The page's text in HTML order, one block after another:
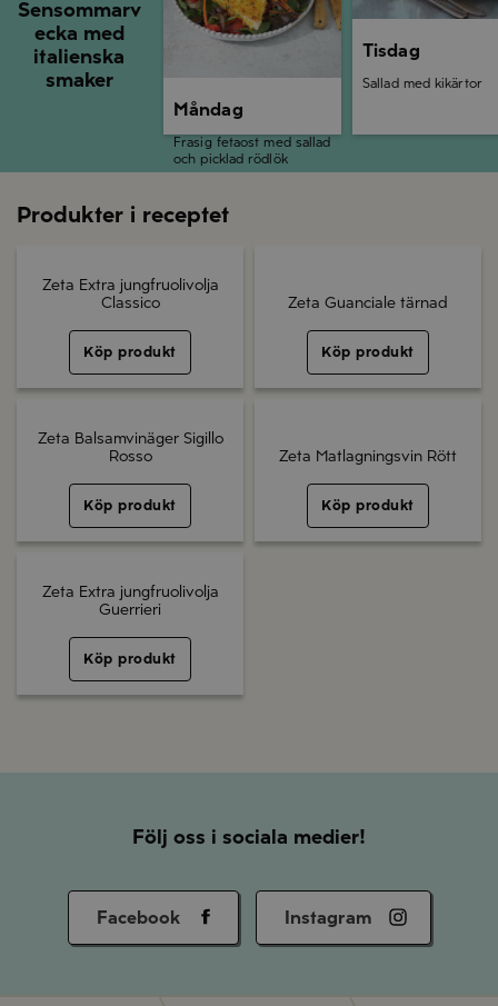
Sensommarv
ecka med
italienska
smaker
Måndag
Frasig fetaost med sallad
och picklad rödlök
Tisdag
Sallad med kikärtor
Produkter i receptet
Zeta Extra jungfruolivolja
Classico
Köp produkt
Zeta Guanciale tärnad
Köp produkt
Zeta Balsamvinäger Sigillo
Rosso
Köp produkt
Zeta Matlagningsvin Rött
Köp produkt
Zeta Extra jungfruolivolja
Guerrieri
Köp produkt
Följ oss i sociala medier!
Facebook Instagram